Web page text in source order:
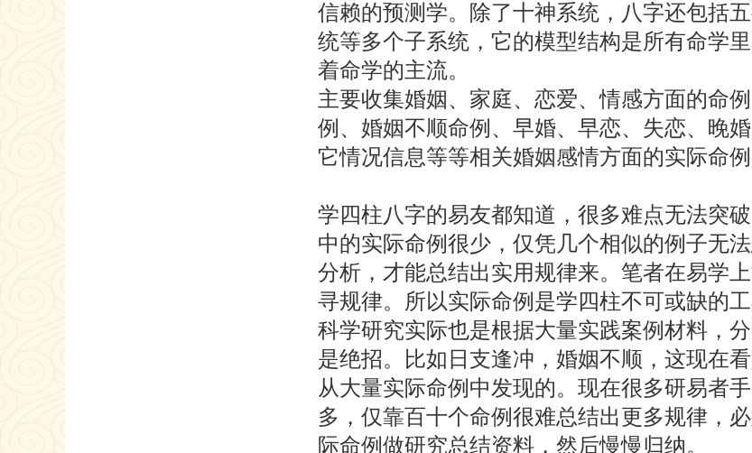
信赖的预测学。除了十神系统，八字还包括
统等多个子系统，它的模型结构是所有命学
着命学的主流。
主要收集婚姻、家庭、恋爱、情感方面的命
例、婚姻不顺命例、早婚、早恋、失恋、晚
它情况信息等等相关婚姻感情方面的实际命例
学四柱八字的易友都知道，很多难点无法突
中的实际命例很少，仅凭几个相似的例子无
分析，才能总结出实用规律来。笔者在易学
寻规律。所以实际命例是学四柱不可或缺的工
科学研究实际也是根据大量实践案例材料，
是绝招。比如日支逢冲，婚姻不顺，这现在
从大量实际命例中发现的。现在很多研易者
多，仅靠百十个命例很难总结出更多规律，
际命例做研究总结资料，然后慢慢归纳。